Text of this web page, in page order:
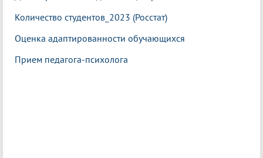
Количество студентов_2023 (Росстат)
Оценка адаптированности обучающихся
Прием педагога-психолога